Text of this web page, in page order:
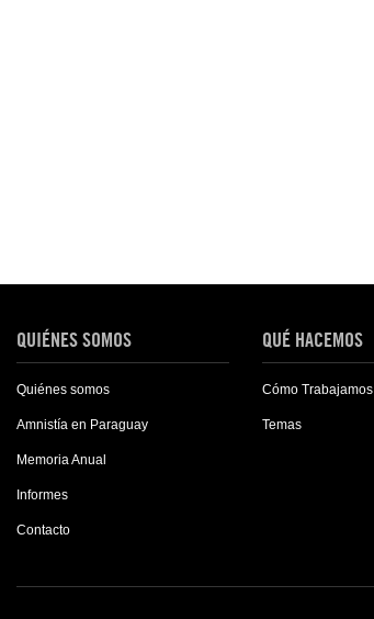
QUIÉNES SOMOS
Quiénes somos
Amnistía en Paraguay
Memoria Anual
Informes
Contacto
QUÉ HACEMOS
Cómo Trabajamos
Temas